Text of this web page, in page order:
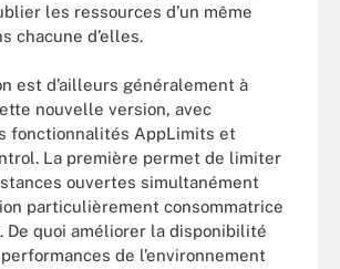
les ressources d’un même
chacune d’elles.
est d’ailleurs généralement à
nouvelle version, avec
fonctionnalités AppLimits et
La première permet de limiter
ouvertes simultanément
particulièrement consommatrice
De quoi améliorer la disponibilité
de l’environnement